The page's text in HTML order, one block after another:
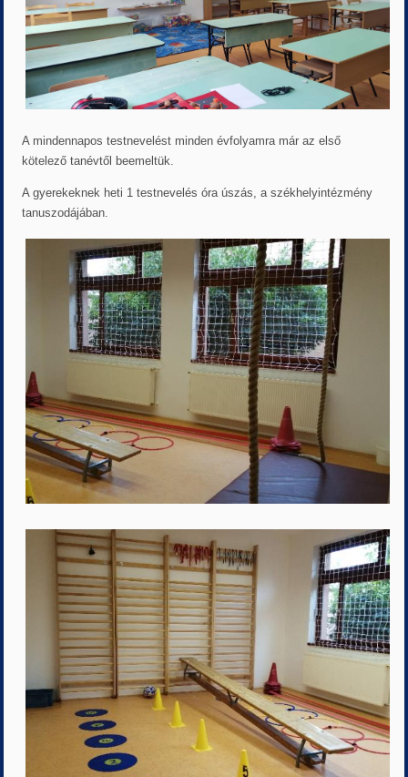
A mindennapos testnevelést minden évfolyamra már az első
kötelező tanévtől beemeltük.
A gyerekeknek heti 1 testnevelés óra úszás, a székhelyintézmény
tanuszodájában.